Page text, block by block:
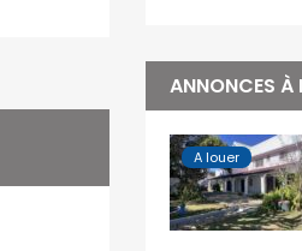
ANNONCES À
A louer